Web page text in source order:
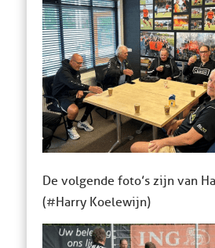
De volgende foto’s zijn van
(#Harry Koelewijn)